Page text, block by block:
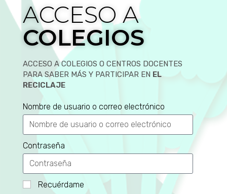
ACCESO A
COLEGIOS
ACCESO A COLEGIOS O CENTROS DOCENTES
PARA SABER MÁS Y PARTICIPAR EN EL
RECICLAJE
Nombre de usuario o correo electrónico
Contraseña
Recuérdame